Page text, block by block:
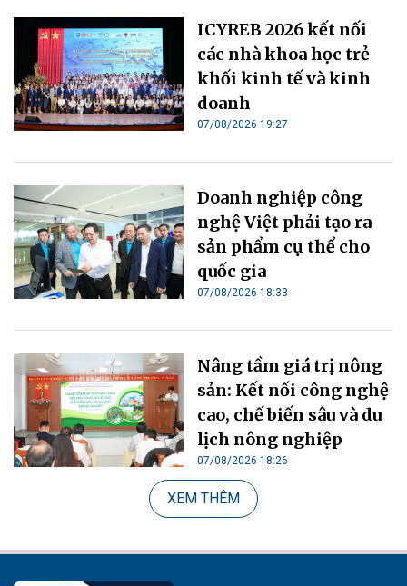
ICYREB 2026 kết nối
các nhà khoa học trẻ
khối kinh tế và kinh
doanh
07/08/2026 19:27
Doanh nghiệp công
nghệ Việt phải tạo ra
sản phẩm cụ thể cho
quốc gia
07/08/2026 18:33
Nâng tầm giá trị nông
sản: Kết nối công nghệ
cao, chế biến sâu và du
lịch nông nghiệp
07/08/2026 18:26
XEM THÊM